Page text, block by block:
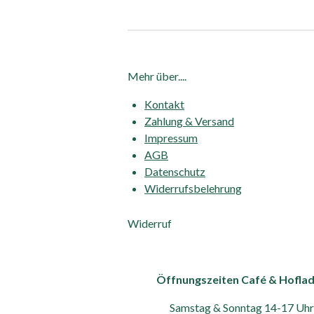
Mehr über....
Kontakt
Zahlung & Versand
Impressum
AGB
Datenschutz
Widerrufsbelehrung
Widerruf
Öffnungszeiten Café &
Samstag & Sonntag 14-17 Uhr